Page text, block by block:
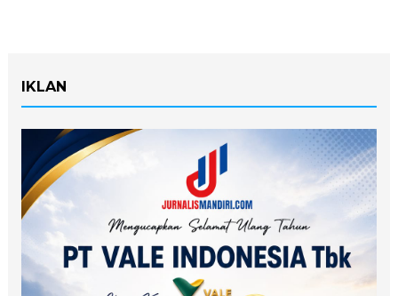
IKLAN